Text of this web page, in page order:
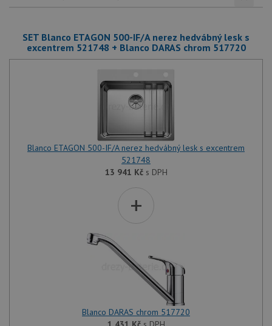
SET Blanco ETAGON 500-IF/A nerez hedvábný lesk s
excentrem 521748 + Blanco DARAS chrom 517720
Blanco ETAGON 500-IF/A nerez hedvábný lesk s excentrem
521748
13 941 Kčs DPH
+
Blanco DARAS chrom 517720